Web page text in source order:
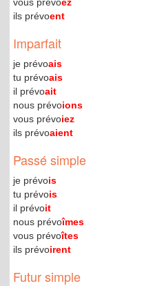
ils prévoent
Imparfait
je prévoais
tu prévoais
il prévoait
nous prévoions
vous prévoiez
ils prévoaient
Passé simple
je prévois
tu prévois
il prévoit
nous prévoîmes
vous prévoîtes
ils prévoirent
Futur simple